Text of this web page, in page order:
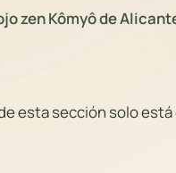
zen Kômyô de
esta sección solo